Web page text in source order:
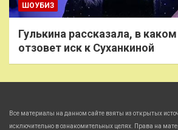
ШОУБИЗ
Гулькина рассказала, в
отзовет иск к Суханкиной
Все материалы на данном сайте взяты из открытых
исключительно в ознакомительных целях. Права на